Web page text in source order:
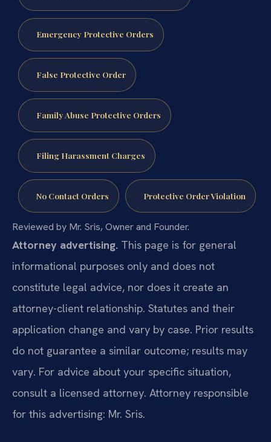
Emergency Protective Orders
False Protective Order
Family Abuse Protective Orders
Filing Harassment Charges
No Contact Orders Protective Order Violation
Reviewed by Mr. Sris, Owner and Founder.
Attorney advertising. This page is for general
informational purposes only and does not
constitute legal advice, nor does it create an
attorney-client relationship. Statutes and their
application change and vary by case. Prior results
do not guarantee a similar outcome; results may
vary. For advice about your specific situation,
consult a licensed attorney. Attorney responsible
for this advertising: Mr. Sris.